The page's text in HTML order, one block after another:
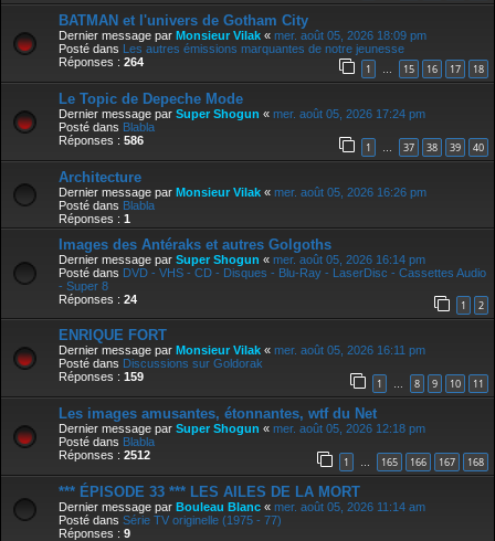
BATMAN et l'univers de Gotham City
Dernier message par Monsieur Vilak « mer. août 05, 2026 18:09 pm
Posté dans
Les autres émissions marquantes de notre jeunesse
Réponses : 264 1 … 15 16 17 18
Le Topic de Depeche Mode
Dernier message par Super Shogun « mer. août 05, 2026 17:24 pm
Posté dans Blabla
Réponses : 586 1 … 37 38 39 40
Architecture
Dernier message par Monsieur Vilak « mer. août 05, 2026 16:26 pm
Posté dans Blabla
Réponses : 1
Images des Antéraks et autres Golgoths
Dernier message par Super Shogun « mer. août 05, 2026 16:14 pm
Posté dans DVD - VHS - CD - Disques - Blu-Ray - LaserDisc - Cassettes Audio
- Super 8
Réponses : 24 1 2
ENRIQUE FORT
Dernier message par Monsieur Vilak « mer. août 05, 2026 16:11 pm
Posté dans Discussions sur Goldorak
Réponses : 159 1 … 8 9 10 11
Les images amusantes, étonnantes, wtf du Net
Dernier message par Super Shogun « mer. août 05, 2026 12:18 pm
Posté dans Blabla
Réponses : 2512 1 165 166 167 168
*** ÉPISODE 33 *** LES AILES DE LA MORT
Dernier message par Bouleau Blanc « mer. août 05, 2026 11:14 am
Posté dans Série TV originelle (1975 - 77)
Réponses : 9